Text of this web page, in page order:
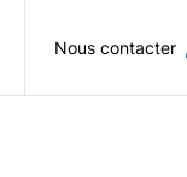
Nous contacter